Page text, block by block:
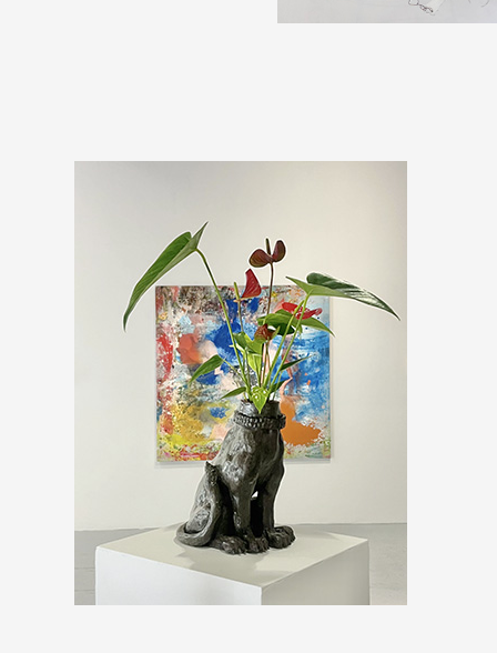
Documentation
Formation
Événements
1% œuvres dans
public
Réseau